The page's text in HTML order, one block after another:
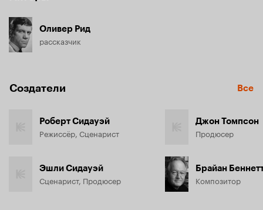
Оливер Рид
рассказчик
Создатели Все
Роберт Сидауэй
Режиссёр, Сценарист
Эшли Сидауэй
Сценарист, Продюсер
Джон Томпсон
Продюсер
Брайан
Композитор